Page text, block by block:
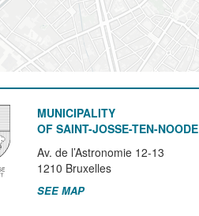
MUNICIPALITY
OF SAINT-JOSSE-TEN-NOODE
Av. de l’Astronomie 12-13
1210 Bruxelles
SEE MAP